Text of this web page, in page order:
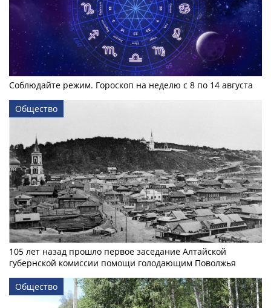
Соблюдайте режим. Гороскоп на неделю с 8 по 14 августа
Общество
105 лет назад прошло первое заседание Алтайской
губернской комиссии помощи голодающим Поволжья
Общество